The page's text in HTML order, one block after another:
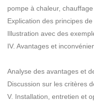
pompe à chaleur,
Explication des principes
Illustration avec des
IV. Avantages et
Analyse des avantages et
Discussion sur les critères
V. Installation, entretien et